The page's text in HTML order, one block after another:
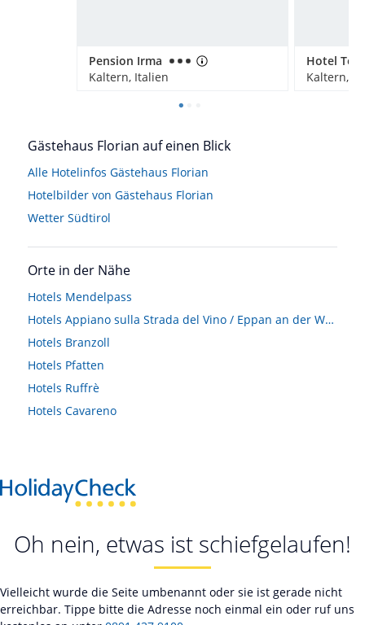
Pension Irma
Kaltern, Italien
Hotel
Kaltern,
Gästehaus Florian auf einen Blick
Alle Hotelinfos Gästehaus Florian
Hotelbilder von Gästehaus Florian
Wetter Südtirol
Orte in der Nähe
Hotels Mendelpass
Hotels Appiano sulla Strada del Vino / Eppan an der Weinstraße
Hotels Branzoll
Hotels Pfatten
Hotels Ruffrè
Hotels Cavareno
Oh nein, etwas ist schiefgelaufen!
Vielleicht wurde die Seite umbenannt oder sie ist gerade nicht
erreichbar. Tippe bitte die Adresse noch einmal ein oder ruf uns